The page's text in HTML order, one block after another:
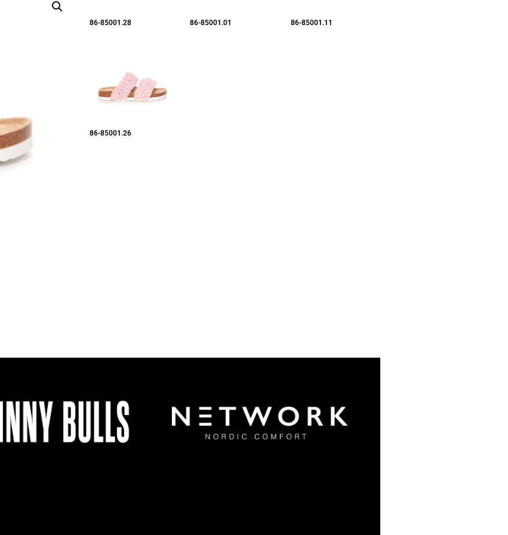
86-85001.28 86-85001.01 86-85001.11
86-85001.26